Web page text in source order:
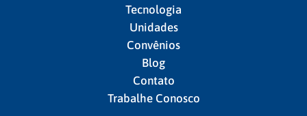
Tecnologia
Unidades
Convênios
Blog
Contato
Trabalhe Conosco